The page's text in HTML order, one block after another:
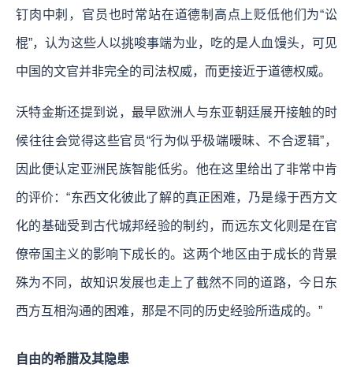
钉肉中刺，官员也时常站在道德制高点上贬低他们为“讼
棍”，认为这些人以挑唆事端为业，吃的是人血馒头，可见
中国的文官并非完全的司法权威，而更接近于道德权威。
沃特金斯还提到说，最早欧洲人与东亚朝廷展开接触的时
候往往会觉得这些官员“行为似乎极端暧昧、不合逻辑”，
因此便认定亚洲民族智能低劣。他在这里给出了非常中肯
的评价：“东西文化彼此了解的真正困难，乃是缘于西方文
化的基础受到古代城邦经验的制约，而远东文化则是在官
僚帝国主义的影响下成长的。这两个地区由于成长的背景
殊为不同，故知识发展也走上了截然不同的道路，今日东
西方互相沟通的困难，那是不同的历史经验所造成的。”
自由的希腊及其隐患